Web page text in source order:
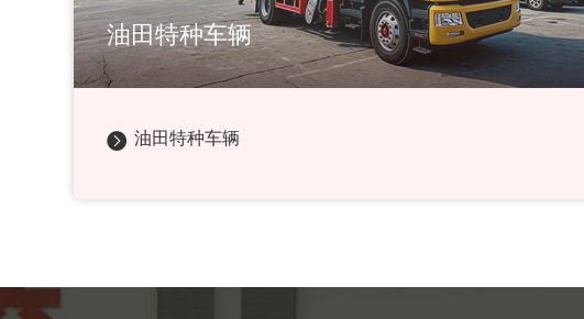
油田特种车辆
油田特种车辆